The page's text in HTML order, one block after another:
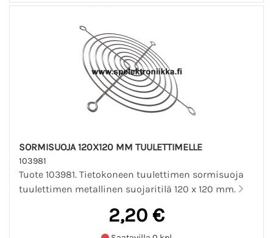
SORMISUOJA 120X120 MM TUULETTIMELLE
103981
Tuote 103981. Tietokoneen tuulettimen sormisuoja
tuulettimen metallinen suojaritilä 120 x 120 mm.
2,20 €